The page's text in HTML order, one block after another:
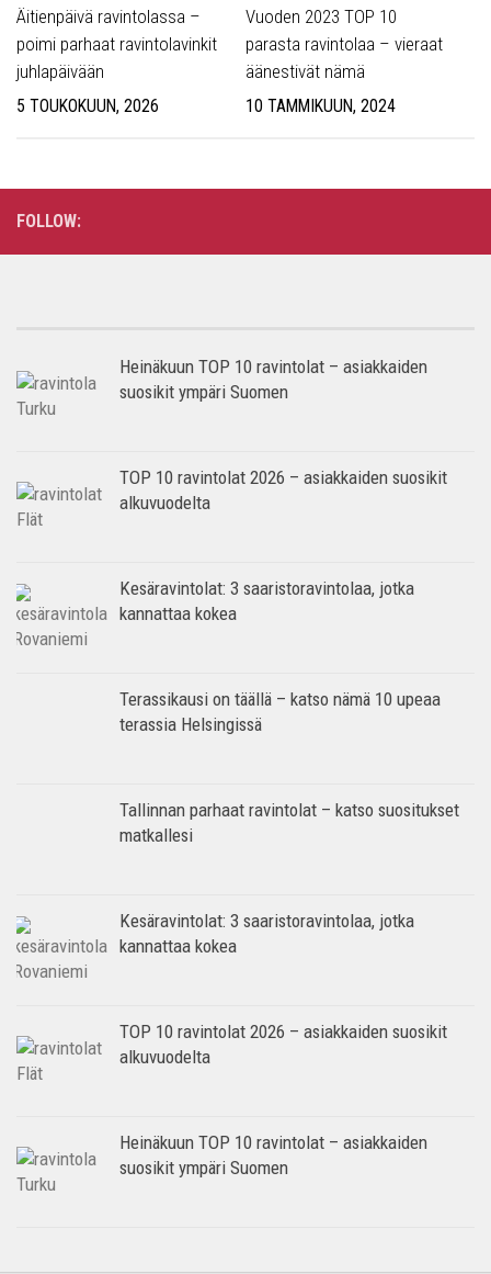
Äitienpäivä ravintolassa –
poimi parhaat ravintolavinkit
juhlapäivään
5 TOUKOKUUN, 2026
Vuoden 2023 TOP 10
parasta ravintolaa – vieraat
äänestivät nämä
10 TAMMIKUUN, 2024
FOLLOW:
Heinäkuun TOP 10 ravintolat – asiakkaiden
suosikit ympäri Suomen
TOP 10 ravintolat 2026 – asiakkaiden suosikit
alkuvuodelta
Kesäravintolat: 3 saaristoravintolaa, jotka
kannattaa kokea
Terassikausi on täällä – katso nämä 10 upeaa
terassia Helsingissä
Tallinnan parhaat ravintolat – katso suositukset
matkallesi
Kesäravintolat: 3 saaristoravintolaa, jotka
kannattaa kokea
TOP 10 ravintolat 2026 – asiakkaiden suosikit
alkuvuodelta
Heinäkuun TOP 10 ravintolat – asiakkaiden
suosikit ympäri Suomen